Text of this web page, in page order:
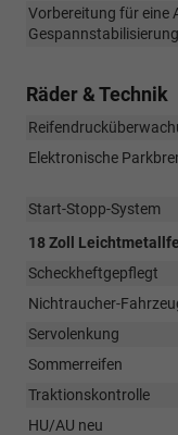
Vorbereitung für eine
Gespannstabilisierung
Räder & Technik
Elektronische
Start-Stopp-System
18 Zoll
Scheckheftgepflegt
Nichtraucher-
Servolenkung
Sommerreifen
Traktionskontrolle
HU/AU neu